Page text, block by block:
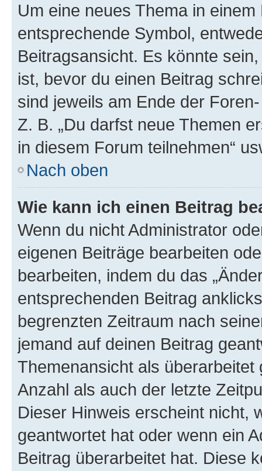
Um eine neues Thema in
entsprechende Symbol,
Beitragsansicht. Es könnte
ist, bevor du einen Beitrag
sind jeweils am Ende der
Z. B. „Du darfst neue Themen
in diesem Forum teilnehmen“
Nach oben
Wie kann ich einen Beitrag
Wenn du nicht Administrator
eigenen Beiträge bearbeiten
bearbeiten, indem du das
entsprechenden Beitrag
begrenzten Zeitraum nach
jemand auf deinen Beitrag
Themenansicht als
Anzahl als auch der letzte
Dieser Hinweis erscheint nicht,
geantwortet hat oder wenn ein
Beitrag überarbeitet hat. Diese